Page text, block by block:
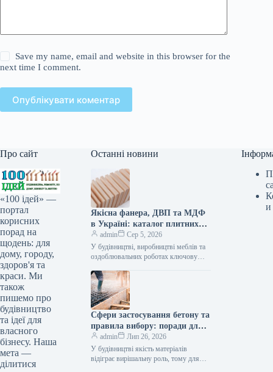
Save my name, email and website in this browser for the
next time I comment.
Опублікувати коментар
Про сайт
«100 ідей» —
портал
корисних
порад на
щодень: для
дому, городу,
здоров'я та
краси. Ми
також
пишемо про
будівництво
та ідеї для
власного
бізнесу. Наша
мета —
ділитися
Останні новини
Якісна фанера, ДВП та МДФ
в Україні: каталог плитних
матеріалів від «ВІН-ВУД»
admin
Сер 5, 2026
У будівництві, виробництві меблів та
оздоблювальних роботах ключову
сировини. Компанія «ВІН-ВУД» уже
тривалий час займається…
Сфери застосування бетону та
правила вибору: поради для
приватного й промислового
будівництва
admin
Лип 26, 2026
У будівництві якість матеріалів
відіграє вирішальну роль, тому для
и